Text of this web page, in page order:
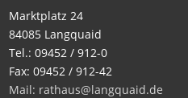
Marktplatz 24
84085 Langquaid
Tel.: 09452 / 912-0
Fax: 09452 / 912-42
Mail: rathaus@langquaid.de